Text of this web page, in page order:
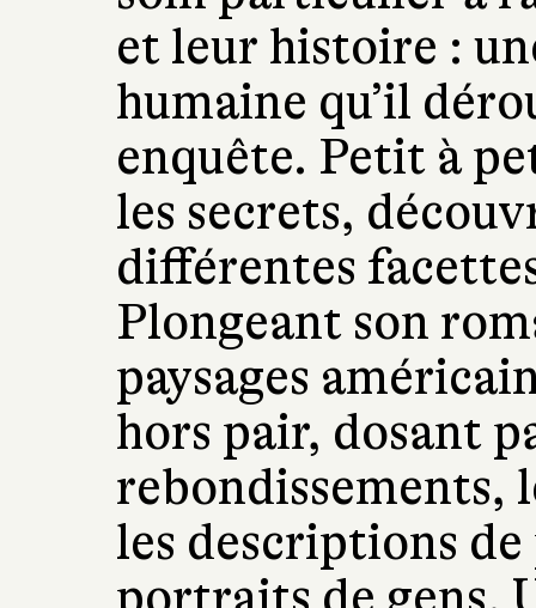
et leur histoire :
humaine qu’il
enquête. Petit à
les secrets,
différentes
Plongeant son
paysages
hors pair, dosant
rebondissements,
les descriptions de